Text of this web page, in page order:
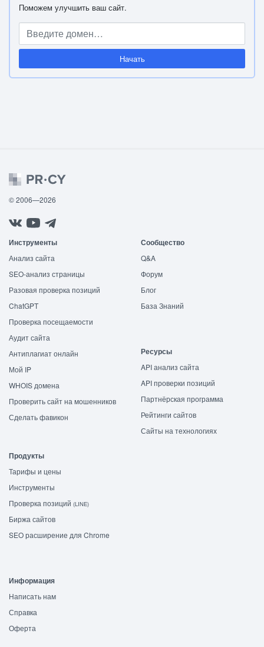
Поможем улучшить ваш сайт.
Начать
© 2006—2026
Инструменты
Анализ сайта
SEO-анализ страницы
Разовая проверка позиций
ChatGPT
Проверка посещаемости
Аудит сайта
Антиплагиат онлайн
Мой IP
WHOIS домена
Проверить сайт на мошенников
Сделать фавикон
Сообщество
Q&A
Форум
Блог
База Знаний
Ресурсы
API анализ сайта
API проверки позиций
Партнёрская программа
Рейтинги сайтов
Сайты на технологиях
Продукты
Тарифы и цены
Инструменты
Проверка позиций (LINE)
Биржа сайтов
SEO расширение для Chrome
Информация
Написать нам
Справка
Оферта